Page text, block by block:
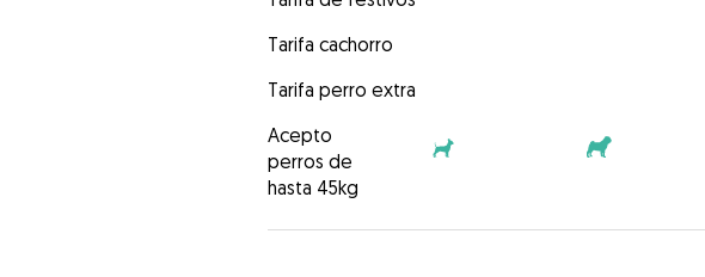
Tarifa cachorro
Tarifa perro extra
Acepto
perros de
hasta 45kg